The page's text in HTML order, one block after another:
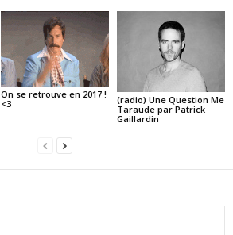
On se retrouve en 2017 !
<3
(radio) Une Question Me
Taraude par Patrick
Gaillardin